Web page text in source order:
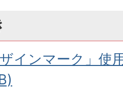
ザインマーク」使